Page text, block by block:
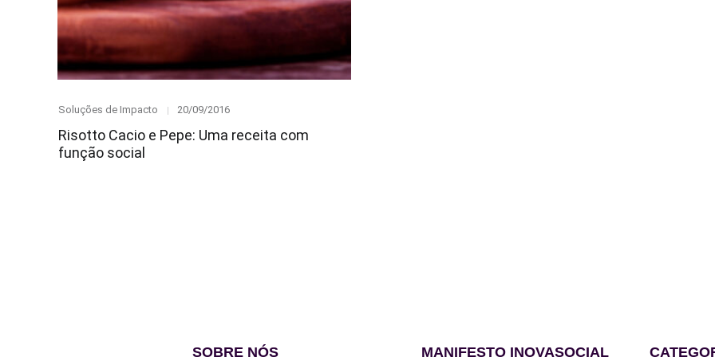
Category
Soluções de Impacto
Posted
20/09/2016
Risotto Cacio e Pepe: Uma receita com
função social
SOBRE NÓS MANIFESTO INOVASOCIAL